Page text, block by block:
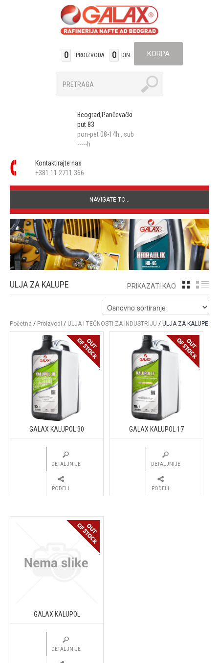
0 PROIZVODA 0 DIN. KORPA
Beograd,Pančevački
put 83
pon-pet 08-14h , sub
-----h
Kontaktirajte nas
+381 11 2711 366
NAVIGATE TO...
ULJA ZA KALUPE PRIKAZATI KAO GRID
Početna / Proizvodi / ULJA I TEČNOSTI ZA INDUSTRIJU / ULJA ZA KALUPE
GALAX KALUPOL 30
DETALJNIJE
PODELI
GALAX KALUPOL 17
DETALJNIJE
PODELI
GALAX KALUPOL
DETALJNIJE